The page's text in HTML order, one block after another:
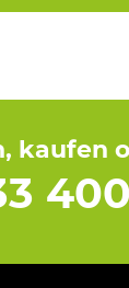
kaufen